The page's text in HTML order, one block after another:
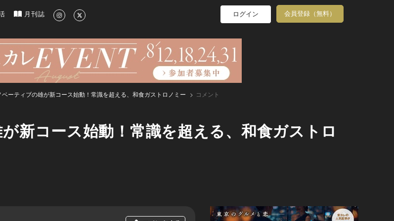
練されたライフスタイル情報
月刊誌 ログイン 会員登録（無料）
ベーティブの雄が新コース始動！常識を超える、和食ガストロノミー コメント
新コース始動！常識を超える、和食ガストロ